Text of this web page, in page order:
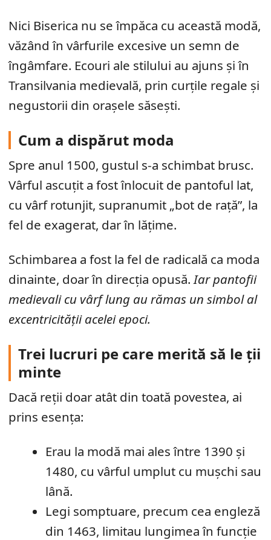
Nici Biserica nu se împăca cu această modă,
văzând în vârfurile excesive un semn de
îngâmfare. Ecouri ale stilului au ajuns și în
Transilvania medievală, prin curțile regale și
negustorii din orașele săsești.
Cum a dispărut moda
Spre anul 1500, gustul s-a schimbat brusc.
Vârful ascuțit a fost înlocuit de pantoful lat,
cu vârf rotunjit, supranumit „bot de rață”, la
fel de exagerat, dar în lățime.
Schimbarea a fost la fel de radicală ca moda
dinainte, doar în direcția opusă.Iar pantofii
medievali cu vârf lung au rămas un simbol al
excentricității acelei epoci.
Trei lucruri pe care merită să le ții
minte
Dacă reții doar atât din toată povestea, ai
prins esența:
Erau la modă mai ales între 1390 și
1480, cu vârful umplut cu mușchi sau
lână.
Legi somptuare, precum cea engleză
din 1463, limitau lungimea în funcție